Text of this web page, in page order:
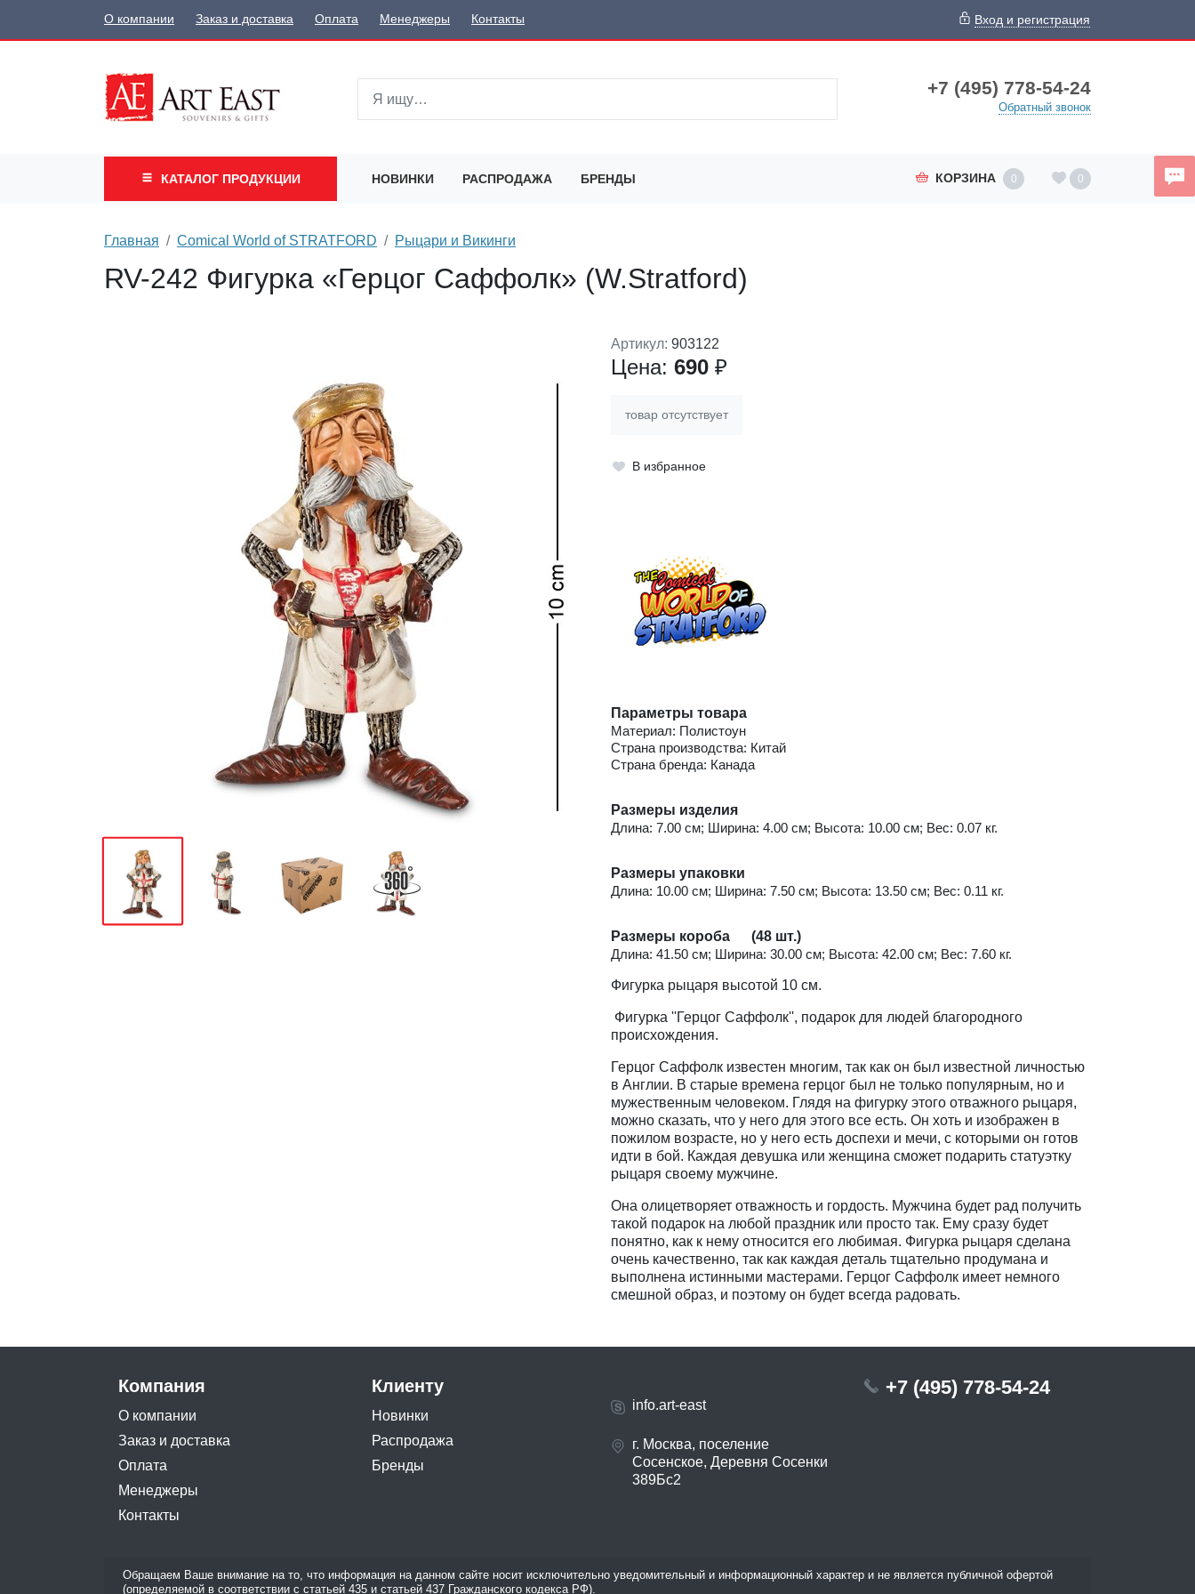
О компании Заказ и доставка Оплата Менеджеры Контакты Вход и регистрация
+7 (495) 778-54-24
Обратный звонок
КАТАЛОГ ПРОДУКЦИИ НОВИНКИ РАСПРОДАЖА БРЕНДЫ КОРЗИНА 0 0
Главная Comical World of STRATFORD Рыцари и Викинги
RV-242 Фигурка «Герцог Саффолк» (W.Stratford)
Артикул: 903122
Цена: 690 ₽
товар отсутствует
В избранное
Параметры товара
Материал: Полистоун
Страна производства: Китай
Страна бренда: Канада
Размеры изделия
Длина: 7.00 см; Ширина: 4.00 см; Высота: 10.00 см; Вес: 0.07 кг.
Размеры упаковки
Длина: 10.00 см; Ширина: 7.50 см; Высота: 13.50 см; Вес: 0.11 кг.
Размеры короба (48 шт.)
Длина: 41.50 см; Ширина: 30.00 см; Высота: 42.00 см; Вес: 7.60 кг.
Фигурка рыцаря высотой 10 см.
Фигурка ''Герцог Саффолк'', подарок для людей благородного
происхождения.
Герцог Саффолк известен многим, так как он был известной личностью
в Англии. В старые времена герцог был не только популярным, но и
мужественным человеком. Глядя на фигурку этого отважного рыцаря,
можно сказать, что у него для этого все есть. Он хоть и изображен в
пожилом возрасте, но у него есть доспехи и мечи, с которыми он готов
идти в бой. Каждая девушка или женщина сможет подарить статуэтку
рыцаря своему мужчине.
Она олицетворяет отважность и гордость. Мужчина будет рад получить
такой подарок на любой праздник или просто так. Ему сразу будет
понятно, как к нему относится его любимая. Фигурка рыцаря сделана
очень качественно, так как каждая деталь тщательно продумана и
выполнена истинными мастерами. Герцог Саффолк имеет немного
смешной образ, и поэтому он будет всегда радовать.
Компания
О компании
Заказ и доставка
Оплата
Менеджеры
Контакты
Клиенту
Новинки
Распродажа
Бренды
info.art-east
г. Москва, поселение
Сосенское, Деревня Сосенки
389Бс2
+7 (495) 778-54-24
Обращаем Ваше внимание на то, что информация на данном сайте носит исключительно уведомительный и информационный характер и не является публичной офертой
(определяемой в соответствии с статьей 435 и статьей 437 Гражданского кодекса РФ).